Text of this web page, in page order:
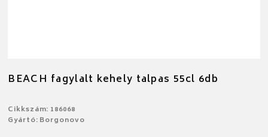
BEACH fagylalt kehely talpas 55cl 6db
Cikkszám: 186068
Gyártó: Borgonovo